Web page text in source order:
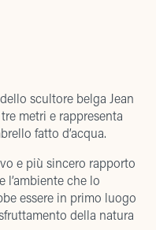
scultore belga Jean
metri e rappresenta
fatto d’acqua.
e più sincero rapporto
l’ambiente che lo
essere in primo luogo
della natura